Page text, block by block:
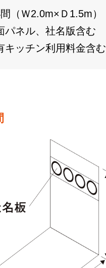
（Ｗ2.0m×Ｄ1.5m）
パネル、社名版含む
キッチン利用料金含む